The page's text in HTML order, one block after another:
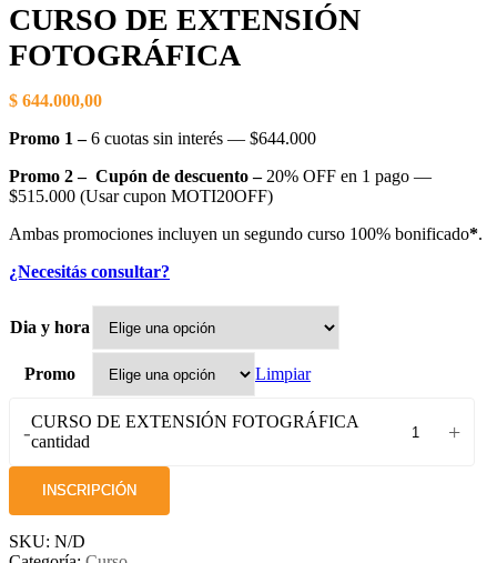
CURSO DE EXTENSIÓN
FOTOGRÁFICA
$ 644.000,00
Promo 1 –6 cuotas sin interés — $644.000
Promo 2 – Cupón de descuento – 20% OFF en 1 pago —
$515.000 (Usar cupon MOTI20OFF)
Ambas promociones incluyen un segundo curso 100% bonificado*.
¿Necesitás consultar?
Dia y hora
Promo Limpiar
-CURSO DE EXTENSIÓN FOTOGRÁFICA
cantidad
+
INSCRIPCIÓN
SKU: N/D